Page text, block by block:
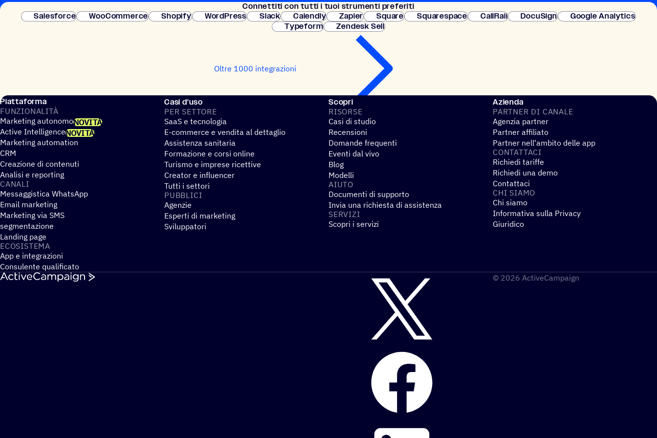
Configurazione istantanea.
Connet­titi con tutti i tuoi strumenti preferiti
Salesforce
WooCommerce Shopify WordPress Slack Calendly Zapier Square Squarespace CallRail DocuSign
Google Analytics
Typeform
Zendesk Sell
Oltre 1000 integrazioni
Piattaforma
FUNZIO­NA­LITÀ
Marketing autonomoNOVITÀ
Active IntelligenceNOVITÀ
Marketing automation
CRM
Creazione di contenuti
Analisi e reporting
CANALI
Messaggistica WhatsApp
Email marketing
Marketing via SMS
segmentazione
Landing page
ECOSI­STEMA
App e integrazioni
Consulente qualificato
Casi d'uso
PER SETTORE
SaaS e tecnologia
E-commerce e vendita al dettaglio
Assistenza sanitaria
Formazione e corsi online
Turismo e imprese ricettive
Creator e influencer
Tutti i settori
PUBBLICI
Agenzie
Esperti di marketing
Sviluppatori
Scopri
RISORSE
Casi di studio
Recensioni
Domande frequenti
Eventi dal vivo
Blog
Modelli
AIUTO
Documenti di supporto
Invia una richiesta di assistenza
SERVIZI
Scopri i servizi
Azienda
PARTNER DI CANALE
Agenzia partner
Partner affiliato
Partner nell'ambito delle app
CONTAT­TACI
Richiedi tariffe
Richiedi una demo
Contattaci
CHI SIAMO
Chi siamo
Informativa sulla Privacy
Giuridico
© 2026 ActiveCampaign